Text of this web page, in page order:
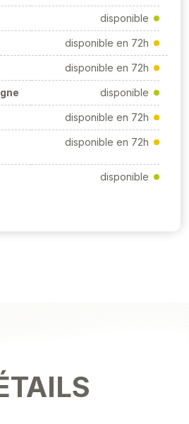
disponible
disponible en 72h
disponible en 72h
disponible
disponible en 72h
disponible en 72h
disponible